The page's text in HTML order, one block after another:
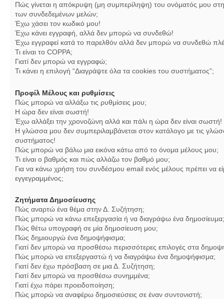
Πώς γίνεται η απόκρυψη (μη συμπερίληψη) του ονόματός μου στη
των συνδεδεμένων μελών;
Έχω χάσει τον κωδικό μου!
Έχω κάνει εγγραφή, αλλά δεν μπορώ να συνδεθώ!
Έχω εγγραφεί κατά το παρελθόν αλλά δεν μπορώ να συνδεθώ
Τι είναι το COPPA;
Γιατί δεν μπορώ να εγγραφώ;
Τι κάνει η επιλογή “Διαγράψτε όλα τα cookies του συστήματος”;
Προφίλ Μέλους και ρυθμίσεις
Πώς μπορώ να αλλάξω τις ρυθμίσεις μου;
Η ώρα δεν είναι σωστή!
Έχω αλλάξει την χρονοζώνη αλλά και πάλι η ώρα δεν είναι σωστή!
Η γλώσσα μου δεν συμπεριλαμβάνεται στον κατάλογο με τις
συστήματος!
Πώς μπορώ να βάλω μια εικόνα κάτω από το όνομα μέλους μου;
Τι είναι ο βαθμός και πώς αλλάζω τον βαθμό μου;
Για να κάνω χρήση του συνδέσμου email ενός μέλους πρέπει να
εγγεγραμμένος;
Ζητήματα Δημοσίευσης
Πώς αναρτώ ένα θέμα στην Δ. Συζήτηση;
Πώς μπορώ να κάνω επεξεργασία ή να διαγράψω ένα δημοσίευμα;
Πώς θέτω υπογραφή σε μία δημοσίευση μου;
Πώς δημιουργώ ένα δημοψήφισμα;
Γιατί δεν μπορώ να προσθέσω περισσότερες επιλογές στα
Πώς μπορώ να επεξεργαστώ ή να διαγράψω ένα δημοψήφισμα;
Γιατί δεν έχω πρόσβαση σε μια Δ. Συζήτηση;
Γιατί δεν μπορώ να προσθέσω συνημμένα;
Γιατί έχω πάρει προειδοποίηση;
Πώς μπορώ να αναφέρω δημοσιεύσεις σε έναν συντονιστή;